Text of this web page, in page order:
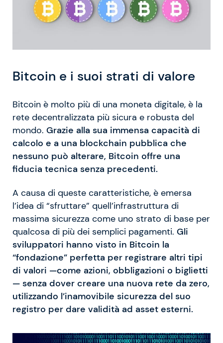
Bitcoin e i suoi strati di valore
Bitcoin è molto più di una moneta digitale, è la
rete decentralizzata più sicura e robusta del
mondo. Grazie alla sua immensa capacità di
calcolo e a una blockchain pubblica che
nessuno può alterare, Bitcoin offre una
fiducia tecnica senza precedenti.
A causa di queste caratteristiche, è emersa
l’idea di “sfruttare” quell’infrastruttura di
massima sicurezza come uno strato di base per
qualcosa di più dei semplici pagamenti. Gli
sviluppatori hanno visto in Bitcoin la
“fondazione” perfetta per registrare altri tipi
di valori —come azioni, obbligazioni o biglietti
— senza dover creare una nuova rete da zero,
utilizzando l’inamovibile sicurezza del suo
registro per dare validità ad asset esterni.